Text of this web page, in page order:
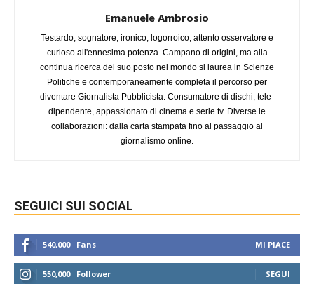
Emanuele Ambrosio
Testardo, sognatore, ironico, logorroico, attento osservatore e
curioso all'ennesima potenza. Campano di origini, ma alla
continua ricerca del suo posto nel mondo si laurea in Scienze
Politiche e contemporaneamente completa il percorso per
diventare Giornalista Pubblicista. Consumatore di dischi, tele-
dipendente, appassionato di cinema e serie tv. Diverse le
collaborazioni: dalla carta stampata fino al passaggio al
giornalismo online.
SEGUICI SUI SOCIAL
540,000 Fans MI PIACE
550,000 Follower SEGUI